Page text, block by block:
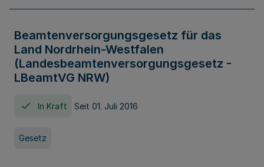
Beamtenversorgungsgesetz für das
Land Nordrhein-Westfalen
(Landesbeamtenversorgungsgesetz -
LBeamtVG NRW)
In Kraft Seit 01. Juli 2016
Gesetz